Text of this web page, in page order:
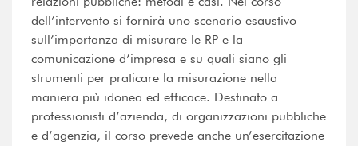
dell’intervento si fornirà uno scenario esaustivo
sull’importanza di misurare le RP e la
comunicazione d’impresa e su quali siano gli
strumenti per praticare la misurazione nella
maniera più idonea ed efficace. Destinato a
professionisti d’azienda, di organizzazioni pubbliche
e d’agenzia, il corso prevede anche un’esercitazione